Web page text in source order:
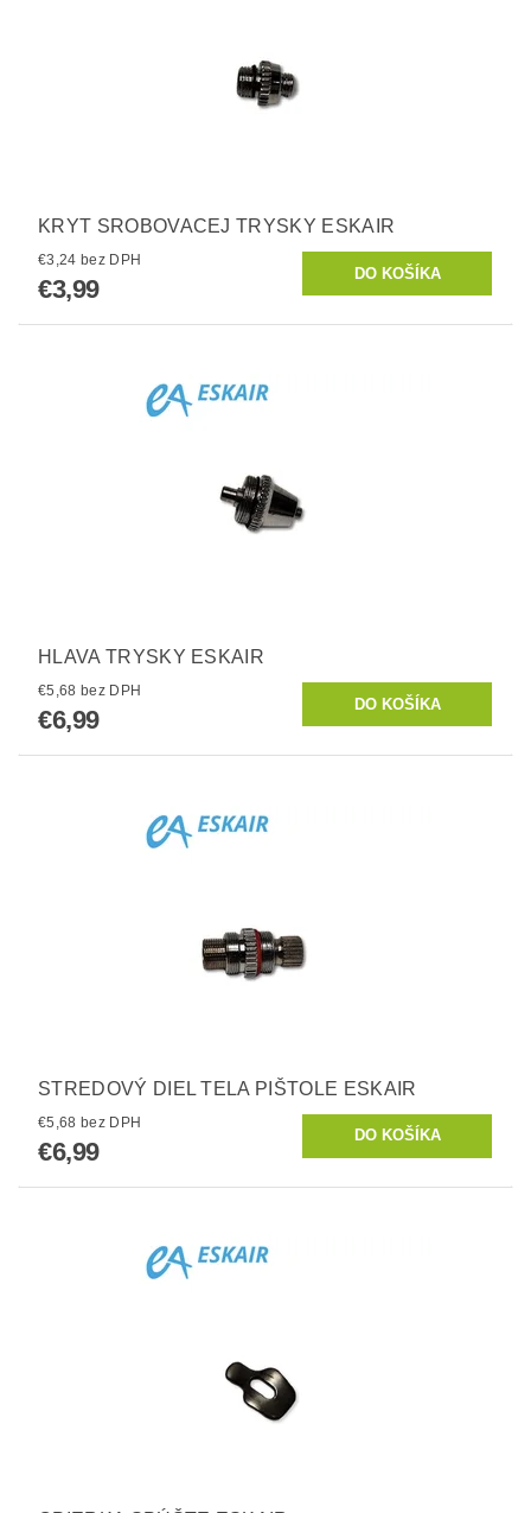
KRYT SROBOVACEJ TRYSKY ESKAIR
€3,24 bez DPH
€3,99
HLAVA TRYSKY ESKAIR
€5,68 bez DPH
€6,99
STREDOVÝ DIEL TELA PIŠTOLE ESKAIR
€5,68 bez DPH
€6,99